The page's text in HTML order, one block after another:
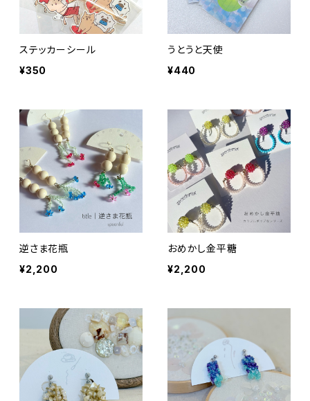
ステッカーシール
¥350
うとうと天使
¥440
逆さま花瓶
¥2,200
おめかし金平糖
¥2,200